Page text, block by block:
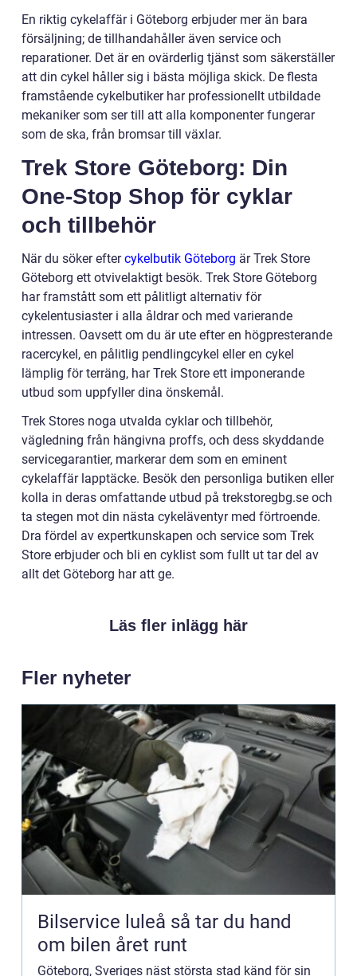
En riktig cykelaffär i Göteborg erbjuder mer än bara
försäljning; de tillhandahåller även service och
reparationer. Det är en ovärderlig tjänst som säkerställer
att din cykel håller sig i bästa möjliga skick. De flesta
framstående cykelbutiker har professionellt utbildade
mekaniker som ser till att alla komponenter fungerar
som de ska, från bromsar till växlar.
Trek Store Göteborg: Din
One-Stop Shop för cyklar
och tillbehör
När du söker eftercykelbutik Göteborg är Trek Store
Göteborg ett otvivelaktigt besök. Trek Store Göteborg
har framstått som ett pålitligt alternativ för
cykelentusiaster i alla åldrar och med varierande
intressen. Oavsett om du är ute efter en högpresterande
racercykel, en pålitlig pendlingcykel eller en cykel
lämplig för terräng, har Trek Store ett imponerande
utbud som uppfyller dina önskemål.
Trek Stores noga utvalda cyklar och tillbehör,
vägledning från hängivna proffs, och dess skyddande
servicegarantier, markerar dem som en eminent
cykelaffär lapptäcke. Besök den personliga butiken eller
kolla in deras omfattande utbud på trekstoregbg.se och
ta stegen mot din nästa cykeläventyr med förtroende.
Dra fördel av expertkunskapen och service som Trek
Store erbjuder och bli en cyklist som fullt ut tar del av
allt det Göteborg har att ge.
Läs fler inlägg här
Fler nyheter
Bilservice luleå så tar du hand
om bilen året runt
Göteborg, Sveriges näst största stad känd för sin